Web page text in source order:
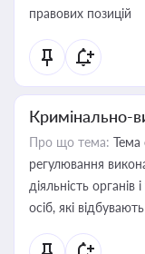
правових позицій
Кримінально-
Про що тема: Тема
регулювання
діяльність
осіб, які